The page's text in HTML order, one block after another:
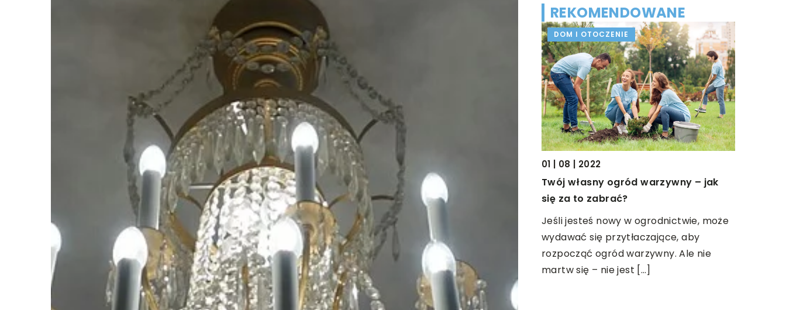
REKOMENDOWANE
BIZNES I MARKETING
17 | 03 | 2021
W co powinno być zaopatrzone każde
przedsiębiorstwo specjalizujące się w
produkcji opakowań?
Firmy wytwarzające opakowania, muszą
dla wysokiej efektywności swojej
produkcji posiadać na stanie wiele
różnych artykułów. Są to zarówno
maszyny ułatwiające […]
12 | 09 | 2022
Dlaczego warto wyciszyć samochód?
Kiedy jedziesz z przyjaciółmi, nie chcesz,
aby rozpraszał ich głośny hałas
dochodzący z Twojego samochodu.
Możesz również skończyć denerwując
innych […]
DOM I OTOCZENIE
01 | 08 | 2022
Twój własny ogród warzywny – jak
się za to zabrać?
Jeśli jesteś nowy w ogrodnictwie, może
wydawać się przytłaczające, aby
rozpocząć ogród warzywny. Ale nie
martw się – nie jest […]